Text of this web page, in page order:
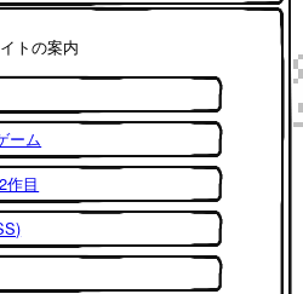
トの案内
ーム
作目